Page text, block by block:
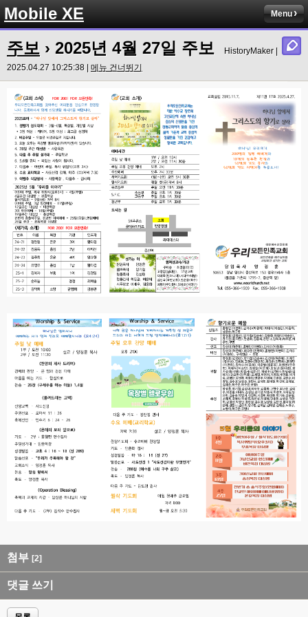
Mobile XE Menu
주보 › 2025년 4월 27일 주보
HistoryMaker |
2025.04.27 10:25:38 | 메뉴 건너뛰기
첨부 [2]
댓글 쓰기